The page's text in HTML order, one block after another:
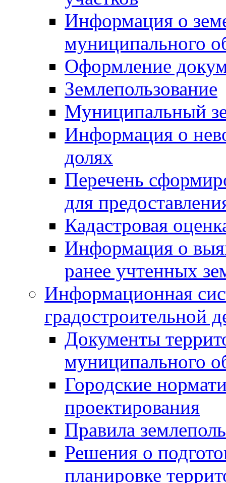
Информация о
муниципального
Оформление
Землепользование
Муниципальный
Информация о
долях
Перечень
для
Кадастровая
Информация о
ранее учтенных
Информационная
градостроительной
Документы
муниципального
Городские
проектирования
Правила
Решения о
планировке